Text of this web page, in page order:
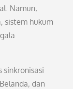
Namun,
sistem hukum
sinkronisasi
dan